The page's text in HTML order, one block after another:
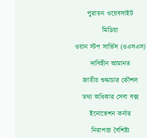
পুরাতন ওয়েবসাইট
মিডিয়া
ওয়ান স্টপ সার্ভিস (ওএসএস)
দাবিহীন আমানত
জাতীয় শুদ্ধাচার কৌশল
তথ্য অধিকার সেবা বক্স
ইনোভেশন কর্নার
নিরাপত্তা বৈশিষ্ট্য